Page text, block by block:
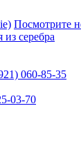
Посмотрите
060-85-35
03-70